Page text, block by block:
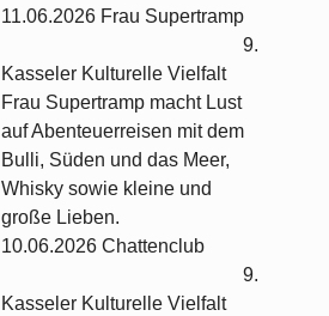
11.06.2026 Frau Supertramp
9.
Kasseler Kulturelle Vielfalt
Frau Supertramp macht Lust
auf Abenteuerreisen mit dem
Bulli, Süden und das Meer,
Whisky sowie kleine und
große Lieben.
10.06.2026 Chattenclub
9.
Kasseler Kulturelle Vielfalt